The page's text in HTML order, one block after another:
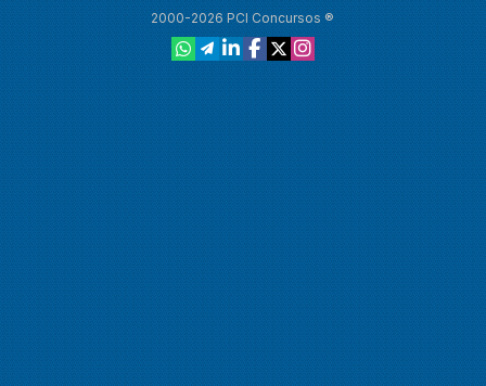
2000-2026 PCI Concursos ®